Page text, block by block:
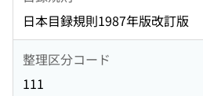
日本目録規則1987年版改訂版
整理区分コード
111